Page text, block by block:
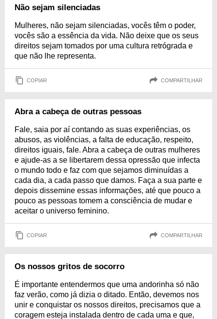
Não sejam silenciadas
Mulheres, não sejam silenciadas, vocês têm o poder,
vocês são a essência da vida. Não deixe que os seus
direitos sejam tomados por uma cultura retrógrada e
que não lhe representa.
COPIAR COMPARTILHAR
Abra a cabeça de outras pessoas
Fale, saia por aí contando as suas experiências, os
abusos, as violências, a falta de educação, respeito,
direitos iguais, fale. Abra a cabeça de outras mulheres
e ajude-as a se libertarem dessa opressão que infecta
o mundo todo e faz com que sejamos diminuídas a
cada dia, a cada passo que damos. Faça a sua parte e
depois dissemine essas informações, até que pouco a
pouco as pessoas tomem a consciência de mudar e
aceitar o universo feminino.
COPIAR COMPARTILHAR
Os nossos gritos de socorro
É importante entendermos que uma andorinha só não
faz verão, como já dizia o ditado. Então, devemos nos
unir e conquistar os nossos direitos, precisamos que a
coragem esteja instalada dentro de cada uma e que,